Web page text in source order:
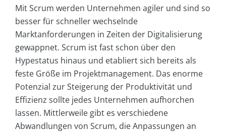
Mit Scrum werden Unternehmen agiler und sind so
besser für schneller wechselnde
Marktanforderungen in Zeiten der Digitalisierung
gewappnet. Scrum ist fast schon über den
Hypestatus hinaus und etabliert sich bereits als
feste Größe im Projektmanagement. Das enorme
Potenzial zur Steigerung der Produktivität und
Effizienz sollte jedes Unternehmen aufhorchen
lassen. Mittlerweile gibt es verschiedene
Abwandlungen von Scrum, die Anpassungen an